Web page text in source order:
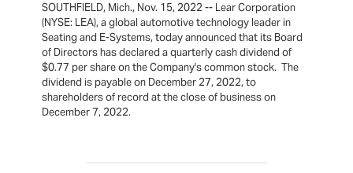
SOUTHFIELD, Mich., Nov. 15, 2022 -- Lear Corporation
(NYSE: LEA), a global automotive technology leader in
Seating and E-Systems, today announced that its Board
of Directors has declared a quarterly cash dividend of
$0.77 per share on the Company's common stock. The
dividend is payable on December 27, 2022, to
shareholders of record at the close of business on
December 7, 2022.